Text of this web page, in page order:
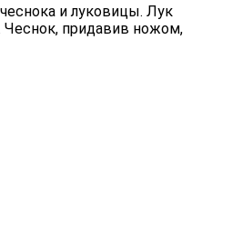
и луковицы. Лук
придавив ножом,